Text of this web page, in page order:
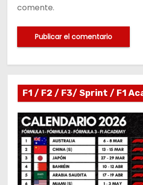
comente.
F1 / F2 / F3/ Sprint / F1